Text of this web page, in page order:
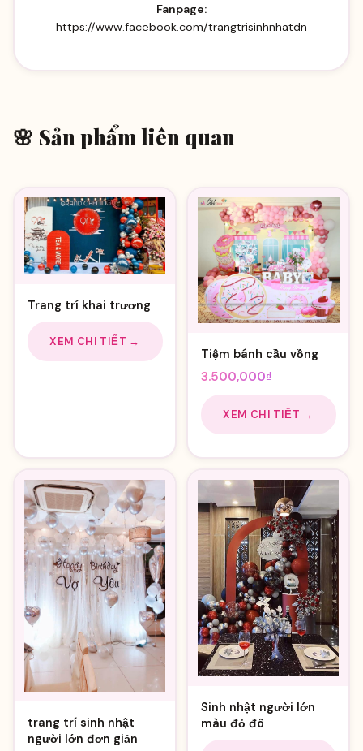
Fanpage:
https://www.facebook.com/trangtrisinhnhatdn
🌸 Sản phẩm liên quan
Trang trí khai trương
XEM CHI TIẾT →
Tiệm bánh cầu vồng
3.500,000₫
XEM CHI TIẾT →
trang trí sinh nhật
người lớn đơn giản
Sinh nhật người lớn
màu đỏ đô